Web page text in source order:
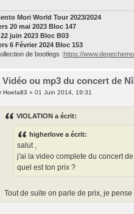
Mori World Tour 2023/2024
20 mai 2023 Bloc 147
juin 2023 Bloc B03
6 Février 2024 Bloc 153
de bootlegs :https://
Vidéo ou mp3 du concert de
Hoela83 » 01 Juin 2014, 19:31
VIOLATION a écrit:
higherlove a écrit:
salut ,
j'ai la video complete du concert
quel est ton prix ?
Tout de suite on parle de prix, je